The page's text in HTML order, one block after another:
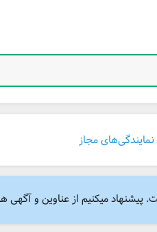
نمایندگی‌های مجاز
میکنیم از عناوین و آگهی